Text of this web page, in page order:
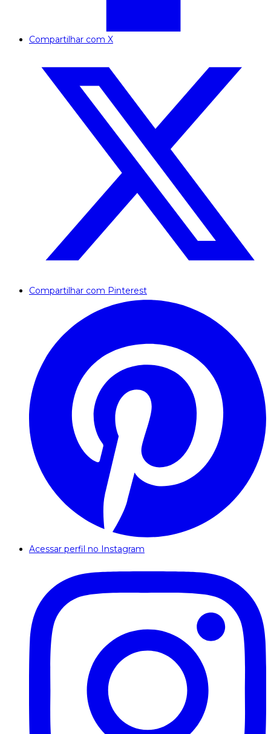
Compartilhar com X
Compartilhar com Pinterest
Acessar perfil no Instagram